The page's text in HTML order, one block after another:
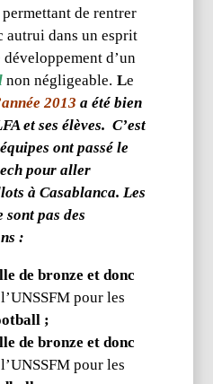
de rentrer
autrui dans un esprit
d’un
non négligeable. Le
2013 a été bien
et ses élèves. C’est
ont passé le
pour aller
à Casablanca. Les
sont pas des
:
de bronze et donc
pour les
;
de bronze et donc
pour les